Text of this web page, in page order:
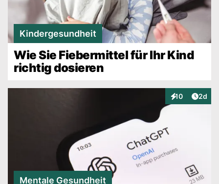
Kindergesundheit
Wie Sie Fiebermittel für Ihr Kind
richtig dosieren
10
Interaktionen
2d
Mentale Gesundheit